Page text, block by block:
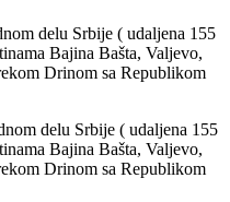
delu Srbije ( udaljena 155
Bajina Bašta, Valjevo,
Drinom sa Republikom
delu Srbije ( udaljena 155
Bajina Bašta, Valjevo,
Drinom sa Republikom